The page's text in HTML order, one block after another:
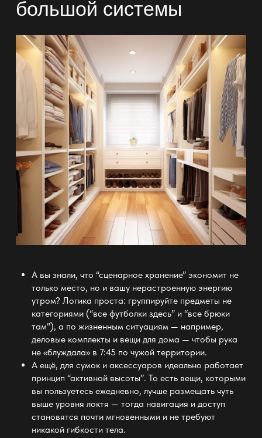
большой системы
А вы знали, что “сценарное хранение” экономит не
только место, но и вашу нерастроенную энергию
утром? Логика проста: группируйте предметы не
категориями (“все футболки здесь” и “все брюки
там”), а по жизненным ситуациям — например,
деловые комплекты и вещи для дома — чтобы рука
не «блуждала» в 7:45 по чужой территории.
А ещё, для сумок и аксессуаров идеально работает
принцип “активной высоты”. То есть вещи, которыми
вы пользуетесь ежедневно, лучше размещать чуть
выше уровня локтя — тогда навигация и доступ
становятся почти мгновенными и не требуют
никакой гибкости тела.